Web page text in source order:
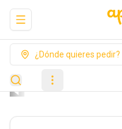
Abrir menu de navegación
¿Dónde quieres pedir?